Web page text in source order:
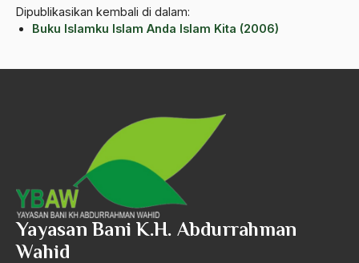
Dipublikasikan kembali di dalam:
Buku Islamku Islam Anda Islam Kita (2006)
Amangkurat
ambisi politik
amerika latin
amerika serikat
Amien Rais
Yayasan Bani K.H. Abdurrahman
Wahid